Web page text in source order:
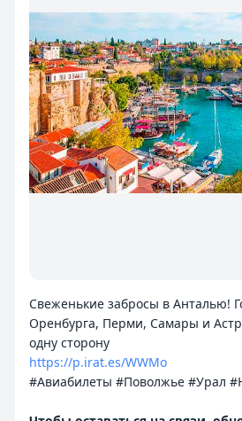
Свеженькие забросы в Анталью!
Оренбурга, Перми, Самары и
https://p.irat.es/WWMo
#Авиабилеты #Поволжье #Урал